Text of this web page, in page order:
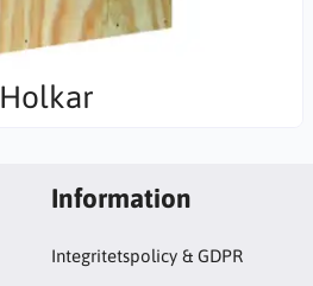
Holkar
Information
Integritetspolicy & GDPR